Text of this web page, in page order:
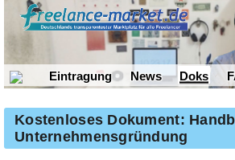
Eintragung News Doks
Kostenloses Dokument:
Unternehmensgründung